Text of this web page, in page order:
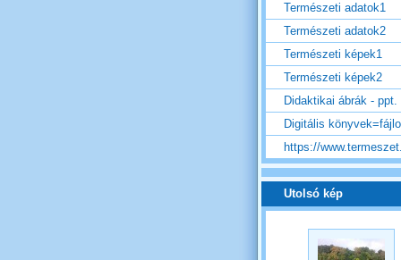
Természeti adatok1
Természeti adatok2
Természeti képek1
Természeti képek2
Didaktikai ábrák - ppt.
Digitális
https://
Utolsó kép